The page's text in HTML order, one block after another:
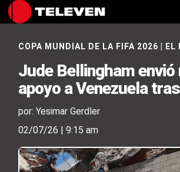
COPA MUNDIAL DE LA FIFA 2026 EL
Jude Bellingham envió
apoyo a Venezuela
por: Yesimar Gerdler
02/07/26 | 9:15 am